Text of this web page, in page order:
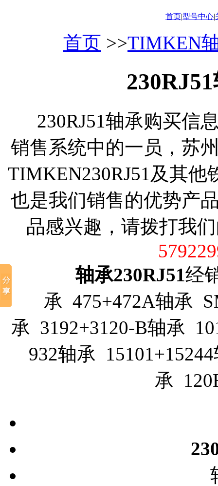
首页|型号中心|
首页 >>TIMKEN
230RJ51轴承购买信
销售系统中的一员，苏
TIMKEN230RJ51及其他
也是我们销售的优势产
品感兴趣，请拨打我
轴承230RJ51经
承 475+472A轴承
承 3192+3120-B轴承
932轴承
承